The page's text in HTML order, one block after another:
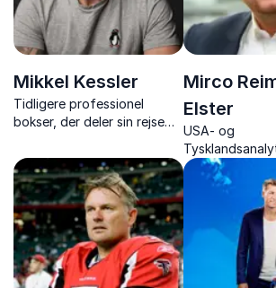
Mikkel Kessler
Tidligere professionel
bokser, der deler sin rejse
inspirerende
foredragsholder med
stærke indsigter om disciplin
og mental styrke
Mirco
Elster
USA- og
podcast-vært
med højaktuelle
underholdene
amerikansk